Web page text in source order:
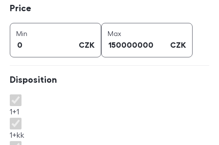
Price
Min
CZK
Maxprice (
CZK
Disposition
Disposition
1+1
1+kk